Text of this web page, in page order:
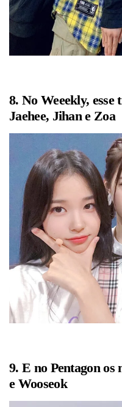
8. No Weeekly, esse
Jaehee, Jihan e Zoa
9. E no Pentagon os
e Wooseok